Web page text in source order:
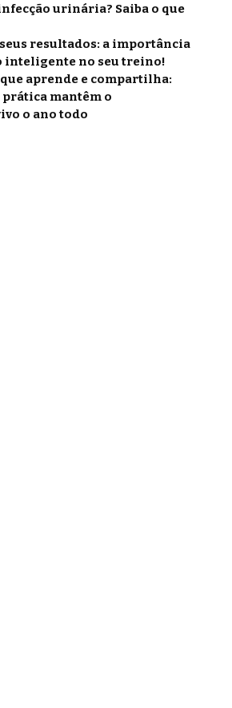
urinária? Saiba o que
resultados: a importância
inteligente no seu treino!
aprende e compartilha:
mantêm o
o ano todo